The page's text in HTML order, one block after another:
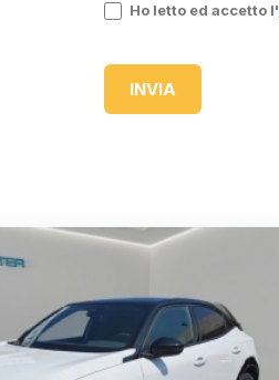
Ho letto ed accetto l'
INVIA